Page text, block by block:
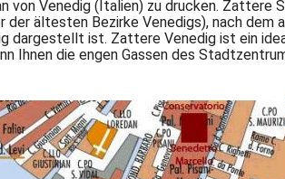
Venedig (Italien) zu drucken. Zattere
ältesten Bezirke Venedigs), nach dem
dargestellt ist. Zattere Venedig ist ein
Ihnen die engen Gassen des